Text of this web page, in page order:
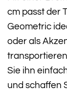
cm passt der
Geometric
oder als
Sie ihn
und schaffen